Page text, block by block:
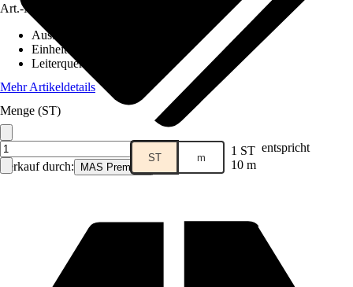
Verkauf durch: MAS Premium
Art.-Nr.
Ausführung
Einheit:
Leiterquerschnitt
Mehr Artikeldetails
Menge (ST)
ST m 1 ST entspricht
10 m